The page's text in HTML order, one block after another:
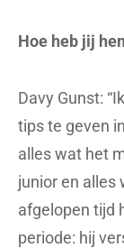
Hoe heb jij
Davy Gunst:
tips te geven
alles wat het
junior en alles
afgelopen tijd
periode: hij